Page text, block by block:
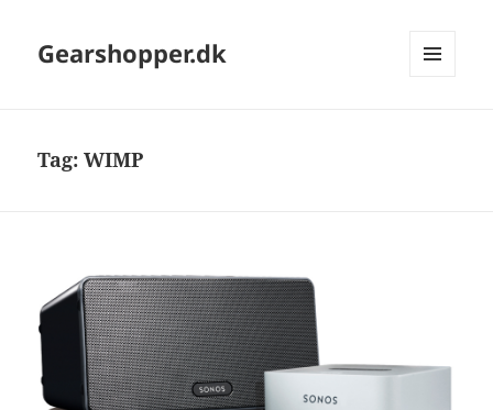
Gearshopper.dk
Tag:WIMP